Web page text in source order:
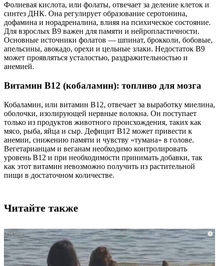
Фолиевая кислота, или фолаты, отвечает за деление клеток и
синтез ДНК. Она регулирует образование серотонина,
дофамина и норадреналина, влияя на психическое состояние.
Для взрослых B9 важен для памяти и нейропластичности.
Основные источники фолатов — шпинат, брокколи, бобовые,
апельсины, авокадо, орехи и цельные злаки. Недостаток B9
может проявляться усталостью, раздражительностью и
анемией.
Витамин B12 (кобаламин): топливо для мозга
Кобаламин, или витамин B12, отвечает за выработку миелина,
оболочки, изолирующей нервные волокна. Он поступает
только из продуктов животного происхождения, таких как
мясо, рыба, яйца и сыр. Дефицит B12 может привести к
анемии, снижению памяти и чувству «тумана» в голове.
Вегетарианцам и веганам необходимо контролировать
уровень B12 и при необходимости принимать добавки, так
как этот витамин невозможно получить из растительной
пищи в достаточном количестве.
Читайте также
i